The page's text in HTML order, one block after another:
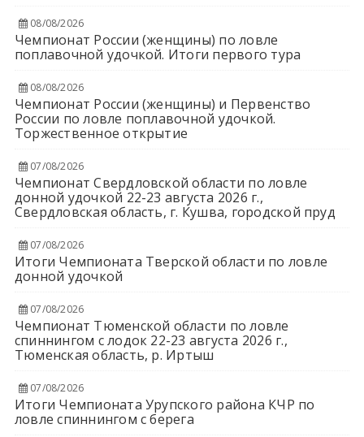
08/08/2026
Чемпионат России (женщины) по ловле
поплавочной удочкой. Итоги первого тура
08/08/2026
Чемпионат России (женщины) и Первенство
России по ловле поплавочной удочкой.
Торжественное открытие
07/08/2026
Чемпионат Свердловской области по ловле
донной удочкой 22-23 августа 2026 г.,
Свердловская область, г. Кушва, городской пруд
07/08/2026
Итоги Чемпионата Тверской области по ловле
донной удочкой
07/08/2026
Чемпионат Тюменской области по ловле
спиннингом с лодок 22-23 августа 2026 г.,
Тюменская область, р. Иртыш
07/08/2026
Итоги Чемпионата Урупского района КЧР по
ловле спиннингом с берега